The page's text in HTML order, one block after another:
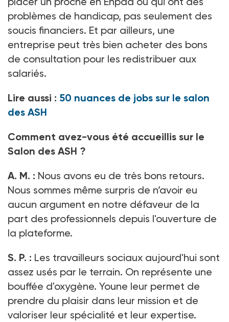
problèmes de handicap, pas seulement des
soucis financiers. Et par ailleurs, une
entreprise peut très bien acheter des bons
de consultation pour les redistribuer aux
salariés.
Lire aussi : 50 nuances de jobs sur le salon
des ASH
Comment avez-vous été accueillis sur le
Salon des ASH ?
A. M. : Nous avons eu de très bons retours.
Nous sommes même surpris de n’avoir eu
aucun argument en notre défaveur de la
part des professionnels depuis l'ouverture de
la plateforme.
S. P. : Les travailleurs sociaux aujourd'hui sont
assez usés par le terrain. On représente une
bouffée d'oxygène. Youne leur permet de
prendre du plaisir dans leur mission et de
valoriser leur spécialité et leur expertise.